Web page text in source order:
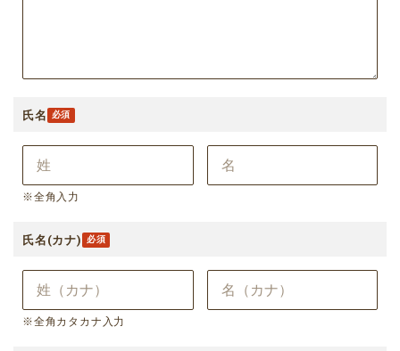
氏名
※全角入力
氏名(カナ)
※全角カタカナ入力